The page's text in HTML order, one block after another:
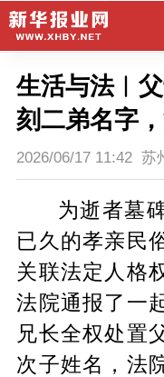
生活与法︱
刻二弟名字
2026/06/17 11:42 苏
为逝者墓
已久的孝亲民
关联法定人格
法院通报了一
兄长全权处置
次子姓名，法